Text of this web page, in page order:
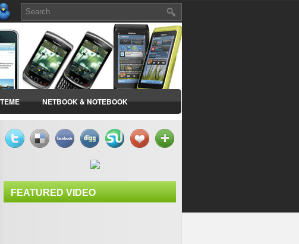
NETBOOK & NOTEBOOK
FEATURED VIDEO